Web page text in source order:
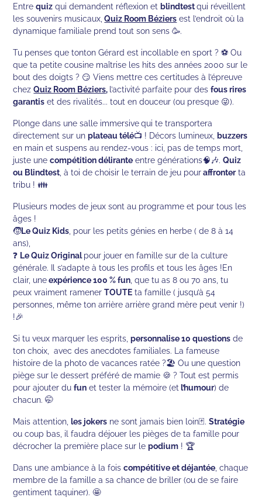
Entrequiz qui demandent réflexion etblindtestqui réveillent
les souvenirs musicaux, Quiz Room Béziers est l’endroit où la
dynamique familiale prend tout son sens 🥳.
Tu penses que tonton Gérard est incollable en sport ? ⚽ Ou
que ta petite cousine maîtrise les hits des années 2000 sur le
bout des doigts ? 😏 Viens mettre ces certitudes à l’épreuve
chezQuiz Room Béziers, l’activité parfaite pour desfous rires
garantis et des rivalités... tout en douceur (ou presque 😜).
Plonge dans une salle immersivequi te transportera
directement sur unplateau télé📺 ! Décors lumineux,buzzers
en main et suspens au rendez-vous : ici, pas de temps mort,
juste unecompétition délirante entre générations🧠🎶.Quiz
ou Blindtest , à toi de choisir le terrain de jeu pouraffronterta
tribu ! 👪
Plusieurs modes de jeux sont au programme et pour tous les
âges !
🧒Le Quiz Kids , pour les petits génies en herbe ( de 8 à 14
ans),
❓ Le Quiz Originalpour jouer en famille sur de la culture
générale. Il s’adapte à tous les profils et tous les âges !En
clair, uneexpérience 100 % fun , que tu as 8 ou 70 ans, tu
peux vraiment ramenerTOUTE ta famille ( jusqu’à 54
personnes, même ton arrière arrière grand mère peut venir !)
!🎉
Si tu veux marquer les esprits,personnalise 10 questions de
ton choix, avec des anecdotes familiales. La fameuse
histoire de la photo de vacances ratée ?🏖️ Ou une question
piège sur le dessert préféré de mamie 🍪 ? Tout est permis
pour ajouter dufun et tester la mémoire (et l’humour) de
chacun. 🤭
Mais attention,les jokers ne sont jamais bien loin🃏.Stratégie
ou coup bas, il faudra déjouer les pièges de ta famille pour
décrocher la première place sur lepodium ! 🏆
Dans une ambiance à la foiscompétitive et déjantée , chaque
membre de la famille a sa chance de briller (ou de se faire
gentiment taquiner). 🤩